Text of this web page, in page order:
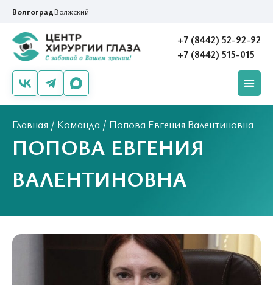
ВолгоградВолжский
+7 (8442) 52-92-92
+7 (8442) 515-015
Главная / Команда / Попова Евгения Валентиновна
ПОПОВА ЕВГЕНИЯ
ВАЛЕНТИНОВНА